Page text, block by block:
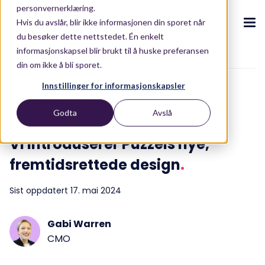
personvernerklæring.
Hvis du avslår, blir ikke informasjonen din sporet når
du besøker dette nettstedet. Én enkelt
informasjonskapsel blir brukt til å huske preferansen
din om ikke å bli sporet.
Innstillinger for informasjonskapsler
Godta Avslå
CX-ecosystem .
.
Puzzel CX ecosystem
Vårt CX-økosystem
Løsninger
Integrasjoner
Plattform.
.
Puzzel kundeserviceplattform.
Puzzel CX plattform
Conversational Intelligence
Kunder.
Ressurser.
.
Blogg.
Blogg
E-bøker og rapporter.
ROI Calculator
Om oss.
.
Om oss
Kontakt oss
To blog overview
Om Puzzel 1 min lesetid
Vi introduserer Puzzels nye,
fremtidsrettede design.
Sist oppdatert 17. mai 2024
Gabi Warren
CMO